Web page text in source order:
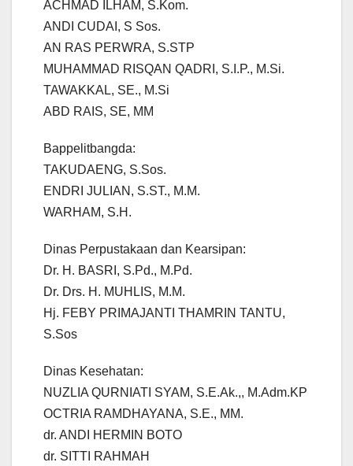
ACHMAD ILHAM, S.Kom.
ANDI CUDAI, S Sos.
AN RAS PERWRA, S.STP
MUHAMMAD RISQAN QADRI, S.I.P., M.Si.
TAWAKKAL, SE., M.Si
ABD RAIS, SE, MM
Bappelitbangda:
TAKUDAENG, S.Sos.
ENDRI JULIAN, S.ST., M.M.
WARHAM, S.H.
Dinas Perpustakaan dan Kearsipan:
Dr. H. BASRI, S.Pd., M.Pd.
Dr. Drs. H. MUHLIS, M.M.
Hj. FEBY PRIMAJANTI THAMRIN TANTU,
S.Sos
Dinas Kesehatan:
NUZLIA QURNIATI SYAM, S.E.Ak.,, M.Adm.KP
OCTRIA RAMDHAYANA, S.E., MM.
dr. ANDI HERMIN BOTO
dr. SITTI RAHMAH